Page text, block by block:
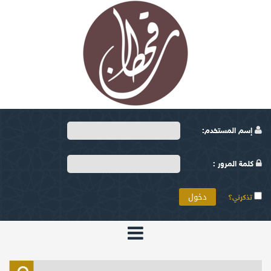
إسم المستخدم:
كلمة المرور :
تذكرني؟